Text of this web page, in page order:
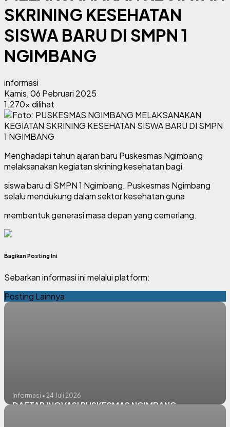
SKRINING KESEHATAN
SISWA BARU DI SMPN 1
NGIMBANG
informasi
Kamis, 06 Pebruari 2025
1.270x dilihat
Menghadapi tahun ajaran baru Puskesmas Ngimbang
melaksanakan kegiatan skrining kesehatan bagi
siswa baru di SMPN 1 Ngimbang. Puskesmas Ngimbang
selalu mendukung dalam sektor kesehatan guna
membentuk generasi masa depan yang cemerlang.
Bagikan Posting Ini
Sebarkan informasi ini melalui platform:
Posting Lainnya
Informasi • 24 Juli 2026
DAFTAR INOVASI PUSKESMAS NGIMBANG